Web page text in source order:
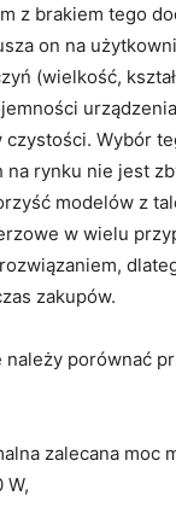
z brakiem tego
on na
(wielkość,
czystości. Wybór
na rynku nie jest
modelów z
w wielu
zakupów.
należy porównać
zalecana moc
W,